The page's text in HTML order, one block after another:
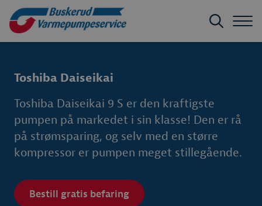
Toshiba Daiseikai
Toshiba Daiseikai 9 S er den kraftigste
pumpen på markedet i sin klasse! Den er rå
på strømsparing, og selv med en større
kompressor er pumpen meget stillegående.
Bestill gratis befaring